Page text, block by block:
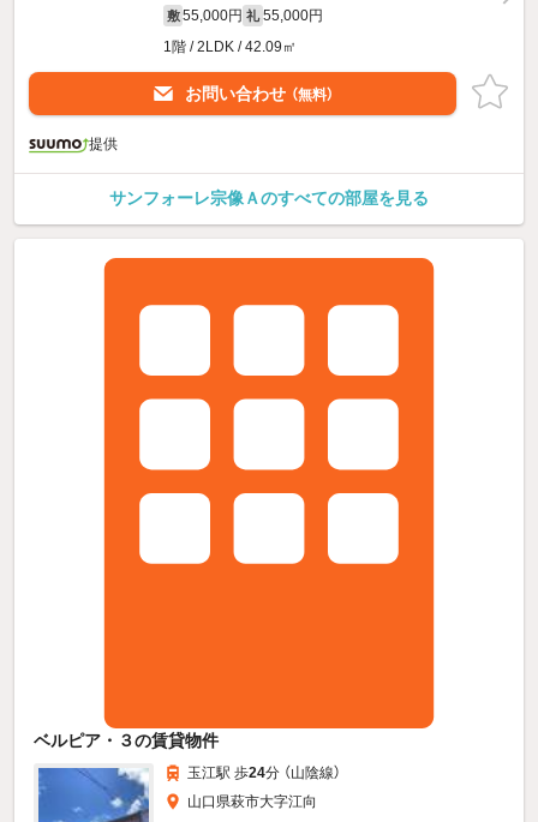
敷 55,000円 礼 55,000円
1階 / 2LDK / 42.09㎡
お問い合わせ （無料）
提供
サンフォーレ宗像Ａのすべての部屋を見る
ベルピア・３の賃貸物件
玉江駅 歩24分 （山陰線）
山口県萩市大字江向